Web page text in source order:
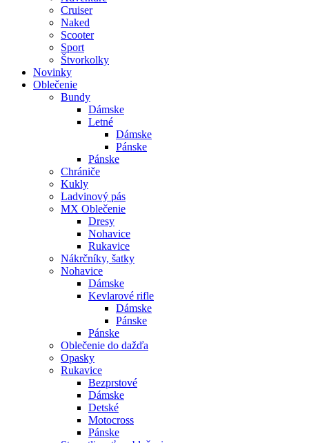
Cruiser
Naked
Scooter
Sport
Štvorkolky
Novinky
Oblečenie
Bundy
Dámske
Letné
Dámske
Pánske
Pánske
Chrániče
Kukly
Ladvinový pás
MX Oblečenie
Dresy
Nohavice
Rukavice
Nákrčníky, šatky
Nohavice
Dámske
Kevlarové rifle
Dámske
Pánske
Pánske
Oblečenie do dažďa
Opasky
Rukavice
Bezprstové
Dámske
Detské
Motocross
Pánske